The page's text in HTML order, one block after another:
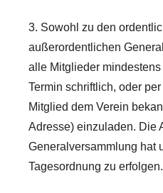
3. Sowohl zu den
außerordentlichen
alle Mitglieder
Termin schriftlich, oder
Mitglied dem Verein
Adresse) einzuladen. Die
Generalversammlung hat
Tagesordnung zu erfolgen.